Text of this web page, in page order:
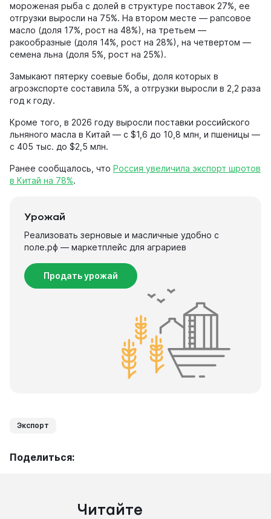
мороженая рыба с долей в структуре поставок 27%, ее
отгрузки выросли на 75%. На втором месте — рапсовое
масло (доля 17%, рост на 48%), на третьем —
ракообразные (доля 14%, рост на 28%), на четвертом —
семена льна (доля 5%, рост на 25%).
Замыкают пятерку соевые бобы, доля которых в
агроэкспорте составила 5%, а отгрузки выросли в 2,2 раза
год к году.
Кроме того, в 2026 году выросли поставки российского
льняного масла в Китай — с $1,6 до 10,8 млн, и пшеницы —
с 405 тыс. до $2,5 млн.
Ранее сообщалось, что Россия увеличила экспорт шротов
в Китай на 78%.
Урожай
Реализовать зерновые и масличные удобно с
поле.рф — маркетплейс для аграриев
Продать урожай
Экспорт
Поделиться:
Читайте